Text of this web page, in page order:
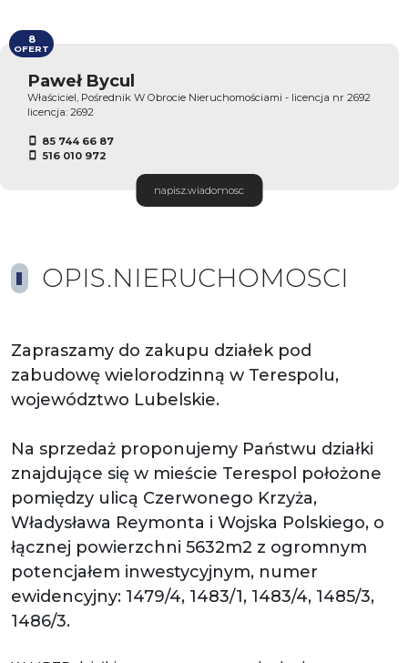
Paweł Bycul
Właściciel, Pośrednik W Obrocie Nieruchomościami - licencja nr 2692
licencja: 2692
85 744 66 87
516 010 972
napisz.wiadomosc
8
OFERT
OPIS.NIERUCHOMOSCI
Zapraszamy do zakupu działek pod
zabudowę wielorodzinną w Terespolu,
województwo Lubelskie.
Na sprzedaż proponujemy Państwu działki
znajdujące się w mieście Terespol położone
pomiędzy ulicą Czerwonego Krzyża,
Władysława Reymonta i Wojska Polskiego, o
łącznej powierzchni 5632m2 z ogromnym
potencjałem inwestycyjnym, numer
ewidencyjny: 1479/4, 1483/1, 1483/4, 1485/3,
1486/3.